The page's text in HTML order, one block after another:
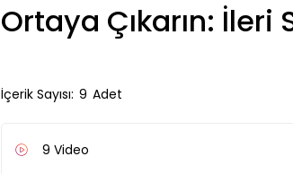
Ortaya Çıkarın: İleri
İçerik Sayısı: 9 Adet
9 Video